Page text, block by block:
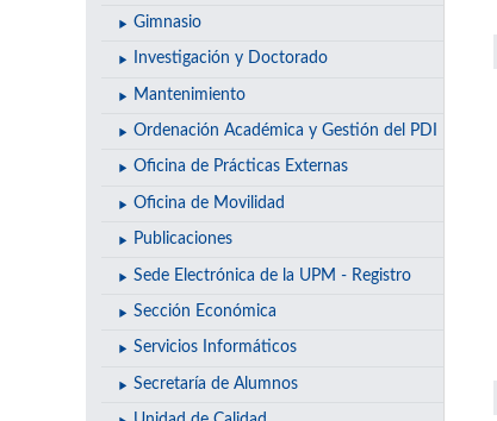
Gimnasio
Investigación y Doctorado
Mantenimiento
Ordenación Académica y Gestión del PDI
Oficina de Prácticas Externas
Oficina de Movilidad
Publicaciones
Sede Electrónica de la UPM - Registro
Sección Económica
Servicios Informáticos
Secretaría de Alumnos